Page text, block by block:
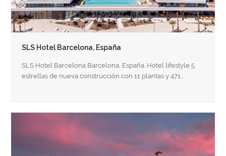
SLS Hotel Barcelona, España
SLS Hotel Barcelona Barcelona, España. Hotel lifestyle 5
estrellas de nueva construcción con 11 plantas y 471…